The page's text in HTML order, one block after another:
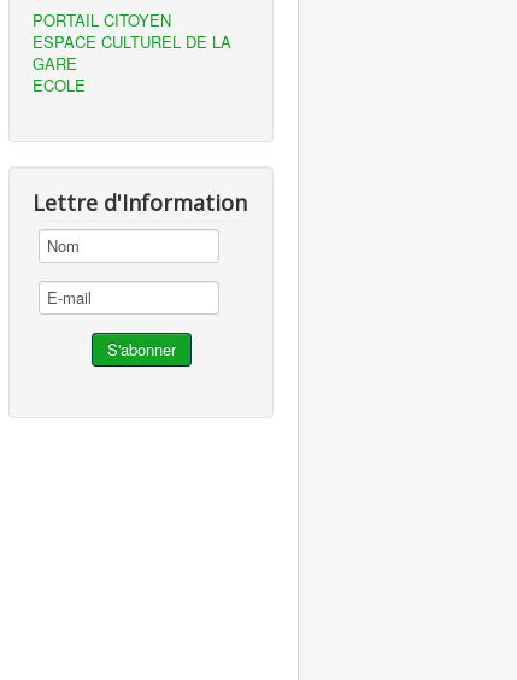
PORTAIL CITOYEN
ESPACE CULTUREL DE LA
GARE
ECOLE
Lettre d'Information